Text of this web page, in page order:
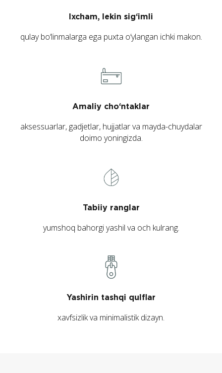
Ixcham, lekin sig‘imli
qulay bo‘linmalarga ega puxta o‘ylangan ichki makon.
Amaliy cho‘ntaklar
aksessuarlar, gadjetlar, hujjatlar va mayda-chuydalar
doimo yoningizda.
Tabiiy ranglar
yumshoq bahorgi yashil va och kulrang.
Yashirin tashqi qulflar
xavfsizlik va minimalistik dizayn.